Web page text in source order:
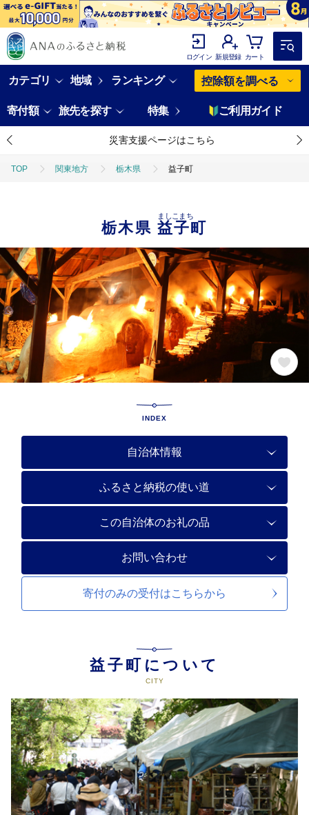
ログイン 新規登録 カート
カテゴリ 地域 ランキング 控除額を調べる
寄付額 旅先を探す 特集 ご利用ガイド
災害支援ページはこちら
TOP 関東地方 栃木県 益子町
栃木県益子町
ましこまち
INDEX
自治体情報
ふるさと納税の使い道
この自治体のお礼の品
お問い合わせ
寄付のみの受付はこちらから
益子町について